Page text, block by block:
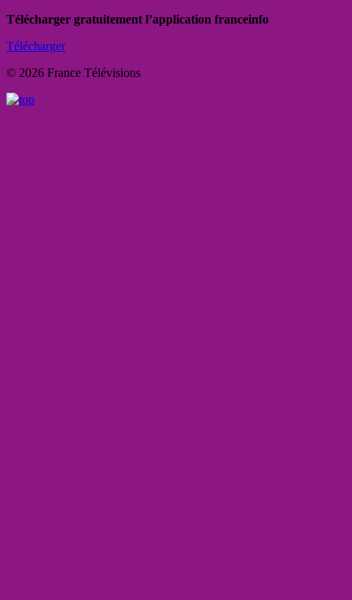
Télécharger gratuitement l’application franceinfo
Télécharger
© 2026 France Télévisions